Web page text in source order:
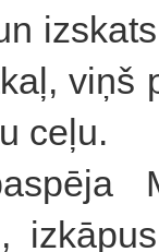
viņš
ceļu.